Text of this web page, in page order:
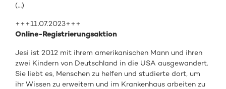
(…)
+++11.07.2023+++
Online-Registrierungsaktion
Jesi ist 2012 mit ihrem amerikanischen Mann und ihren
zwei Kindern von Deutschland in die USA ausgewandert.
Sie liebt es, Menschen zu helfen und studierte dort, um
ihr Wissen zu erweitern und im Krankenhaus arbeiten zu